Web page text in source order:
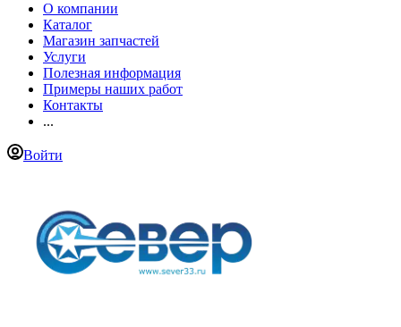
О компании
Каталог
Магазин запчастей
Услуги
Полезная информация
Примеры наших работ
Контакты
...
Войти